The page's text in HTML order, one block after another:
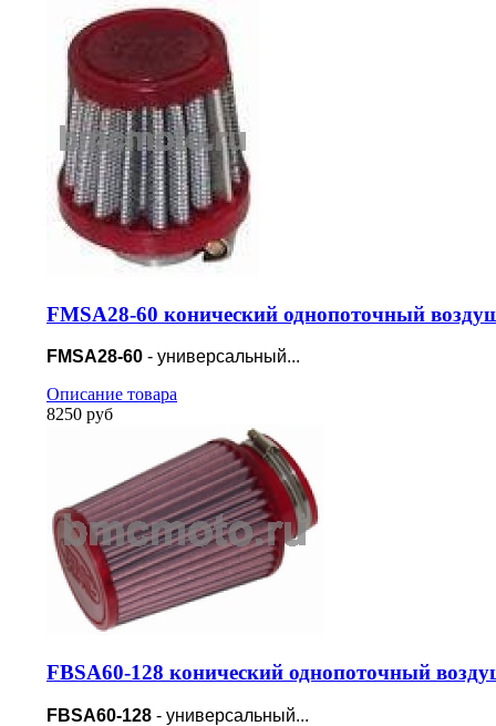
FMSA28-60 конический однопоточный
FMSA28-60 - универсальный...
Описание товара
8250 руб
FBSA60-128 конический однопоточный
FBSA60-128 - универсальный...